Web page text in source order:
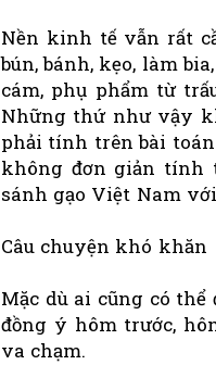
Nền kinh tế vẫn rất
bún, bánh, kẹo, làm
cám, phụ phẩm từ
Những thứ như vậy
phải tính trên bài
không đơn giản tính
sánh gạo Việt Nam
Câu chuyện khó khăn
Mặc dù ai cũng có
đồng ý hôm trước,
va chạm.